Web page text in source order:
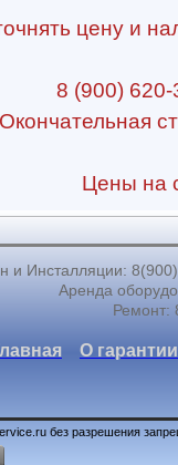
цену и
8 (900)
Окончательная
Цены на
и Инсталляции:
Аренда
Ремонт:
О гарантии
без разрешения